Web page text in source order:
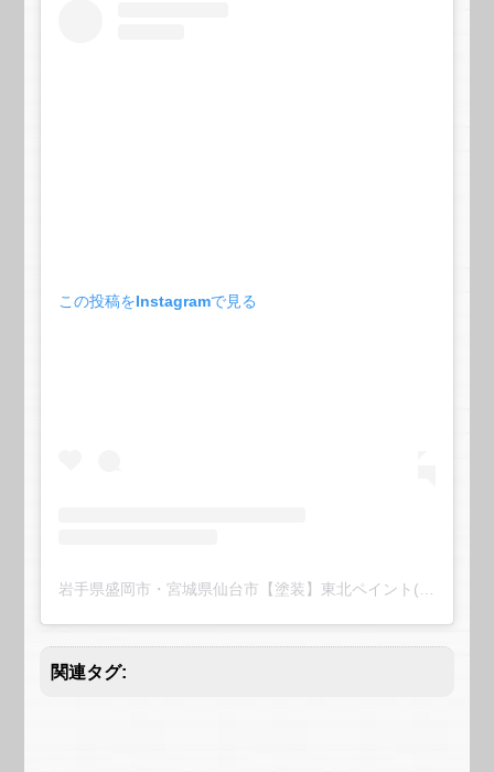
この投稿をInstagramで見る
関連タグ: